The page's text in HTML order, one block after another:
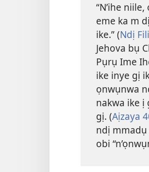
“N’ihe
eme ka m
ike.” (Ndị
Jehova bụ
Pụrụ Ime
ike inye gị
ọnwụnwa
nakwa ike ị
gị. (Aịzaya
ndị mmadụ
obi